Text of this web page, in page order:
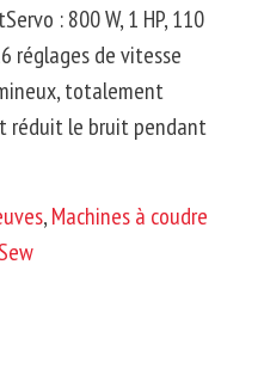
:800 W, 1 HP, 110
réglages de vitesse
totalement
réduit le bruit pendant
,Machines à coudre